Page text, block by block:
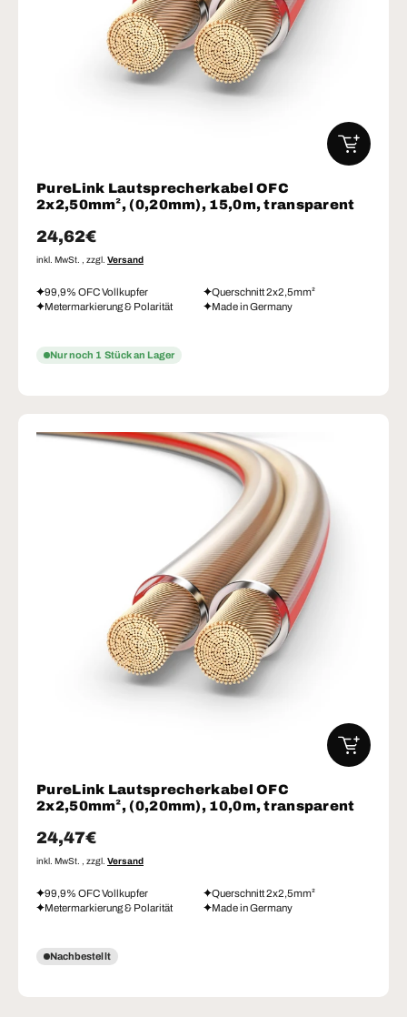
PureLink Lautsprecherkabel OFC
2x2,50mm², (0,20mm), 15,0m, transparent
Normaler Preis
24,62€
inkl. MwSt. , zzgl. Versand
99,9% OFC Vollkupfer
Querschnitt 2x2,5mm²
Metermarkierung & Polarität
Made in Germany
Nur noch 1 Stück an Lager
IN DEN
PureLink Lautsprecherkabel OFC
2x2,50mm², (0,20mm), 10,0m, transparent
Normaler Preis
24,47€
inkl. MwSt. , zzgl. Versand
99,9% OFC Vollkupfer
Querschnitt 2x2,5mm²
Metermarkierung & Polarität
Made in Germany
Nachbestellt
IN DEN